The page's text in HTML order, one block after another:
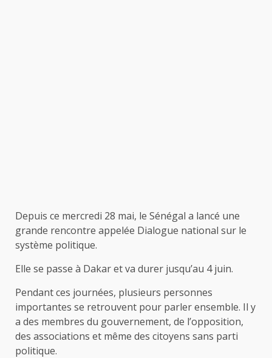
Depuis ce mercredi 28 mai, le Sénégal a lancé une
grande rencontre appelée Dialogue national sur le
système politique.
Elle se passe à Dakar et va durer jusqu’au 4 juin.
Pendant ces journées, plusieurs personnes
importantes se retrouvent pour parler ensemble. Il y
a des membres du gouvernement, de l’opposition,
des associations et même des citoyens sans parti
politique.